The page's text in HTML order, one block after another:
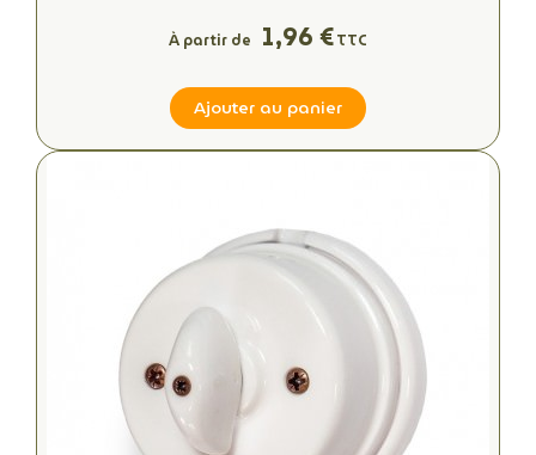
À partir de 1,96 €TTC
Ajouter au panier